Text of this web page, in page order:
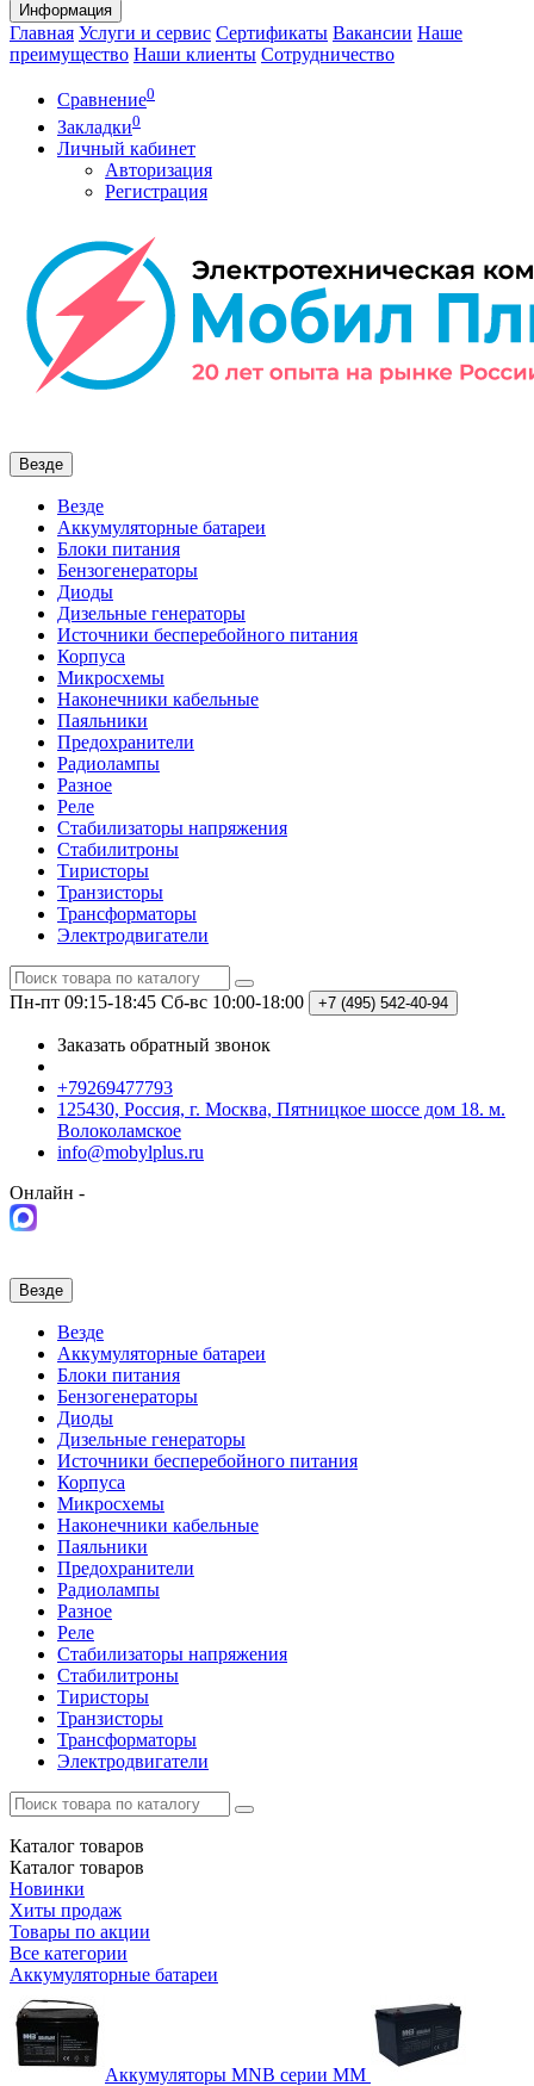
Информация
Главная Услуги и сервис Сертификаты Вакансии Наше
преимущество Наши клиенты Сотрудничество
Сравнение0
Закладки0
Личный кабинет
Авторизация
Регистрация
Везде
Везде
Аккумуляторные батареи
Блоки питания
Бензогенераторы
Диоды
Дизельные генераторы
Источники бесперебойного питания
Корпуса
Микросхемы
Наконечники кабельные
Паяльники
Предохранители
Радиолампы
Разное
Реле
Стабилизаторы напряжения
Стабилитроны
Тиристоры
Транзисторы
Трансформаторы
Электродвигатели
Пн-пт 09:15-18:45 Сб-вс 10:00-18:00 +7 (495) 542-40-94
Заказать обратный звонок
+79269477793
125430, Россия, г. Москва, Пятницкое шоссе дом 18. м.
Волоколамское
info@mobylplus.ru
Онлайн -
Везде
Везде
Аккумуляторные батареи
Блоки питания
Бензогенераторы
Диоды
Дизельные генераторы
Источники бесперебойного питания
Корпуса
Микросхемы
Наконечники кабельные
Паяльники
Предохранители
Радиолампы
Разное
Реле
Стабилизаторы напряжения
Стабилитроны
Тиристоры
Транзисторы
Трансформаторы
Электродвигатели
Каталог товаров
Каталог товаров
Новинки
Хиты продаж
Товары по акции
Все категории
Аккумуляторные батареи
Аккумуляторы MNB серии MM